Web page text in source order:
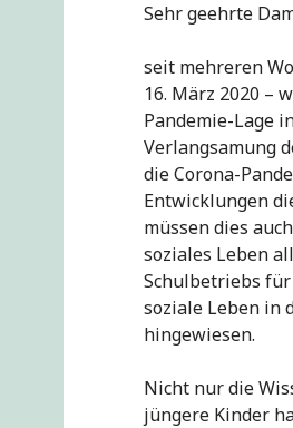
Sehr geehrte
seit mehreren
16. März 2020 –
Pandemie-Lage
Verlangsamung
die Corona-
Entwicklungen
müssen dies
soziales Leben
Schulbetriebs
soziale Leben in
hingewiesen.
Nicht nur die
jüngere Kinder